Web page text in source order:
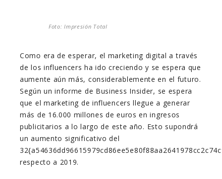
Foto: Impresión Total
Como era de esperar, el marketing digital a través
de los influencers ha ido creciendo y se espera que
aumente aún más, considerablemente en el futuro.
Según un informe de Business Insider, se espera
que el marketing de influencers llegue a generar
más de 16.000 millones de euros en ingresos
publicitarios a lo largo de este año. Esto supondrá
un aumento significativo del
respecto a 2019.